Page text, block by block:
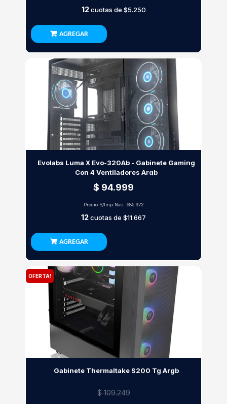
12cuotas de $5.250
AGREGAR
Evolabs Luma X Evo-320Ab - Gabinete Gaming
Con 4 Ventiladores Argb
$ 94.999
Precio S/Imp.Nac. $85.972
12cuotas de $11.667
AGREGAR
OFERTA!
Gabinete Thermaltake S200 Tg Argb
$ 109.249